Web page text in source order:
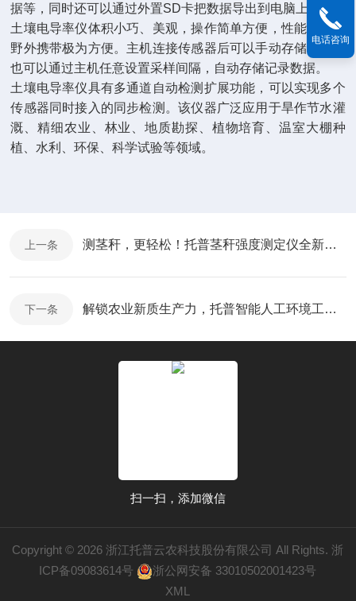
据等，同时还可以通过外置SD卡把数据导出到电脑上。
土壤电导率仪体积小巧、美观，操作简单方便，性能可靠，
野外携带极为方便。主机连接传感器后可以手动存储记录，
也可以通过主机任意设置采样间隔，自动存储记录数据。
土壤电导率仪具有多通道自动检测扩展功能，可以实现多个
传感器同时接入的同步检测。该仪器广泛应用于旱作节水灌
溉、精细农业、林业、地质勘探、植物培育、温室大棚种
植、水利、环保、科学试验等领域。
上一条 测茎秆，更轻松！托普茎秆强度测定仪全新升级
下一条 解锁农业新质生产力，托普智能人工环境工程设备高效赋能！
扫一扫，添加微信
Copyright © 2026 浙江托普云农科技股份有限公司 All Rights.浙
ICP备09083614号
浙公网安备 33010502001423号
XML
电话咨询